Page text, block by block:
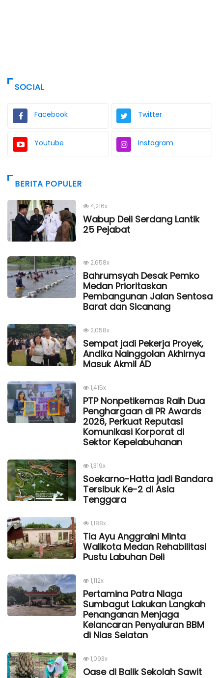
SOCIAL
Facebook Twitter
Youtube Instagram
BERITA POPULER
4,216x
Wabup Deli Serdang Lantik
25 Pejabat
2,658x
Bahrumsyah Desak Pemko
Medan Prioritaskan
Pembangunan Jalan Sentosa
Barat dan Sicanang
2,058x
Sempat jadi Pekerja Proyek,
Andika Nainggolan Akhirnya
Masuk Akmil AD
1,415x
PTP Nonpetikemas Raih Dua
Penghargaan di PR Awards
2026, Perkuat Reputasi
Komunikasi Korporat di
Sektor Kepelabuhanan
1,319x
Soekarno-Hatta jadi Bandara
Tersibuk Ke-2 di Asia
Tenggara
1,188x
Tia Ayu Anggraini Minta
Walikota Medan Rehabilitasi
Pustu Labuhan Deli
1,112x
Pertamina Patra Niaga
Sumbagut Lakukan Langkah
Penanganan Menjaga
Kelancaran Penyaluran BBM
di Nias Selatan
1,093x
Oase di Balik Sekolah Sawit